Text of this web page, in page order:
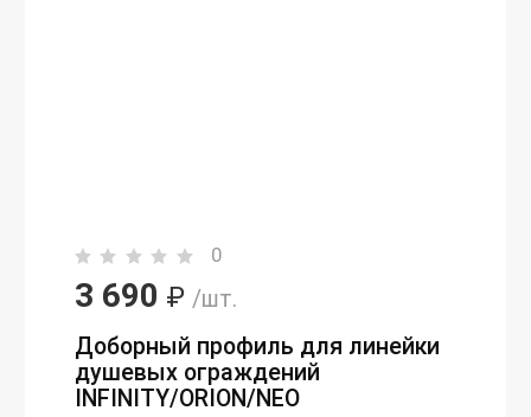
0
3 690 ₽ /шт.
Доборный профиль для линейки
душевых ограждений
INFINITY/ORION/NEO